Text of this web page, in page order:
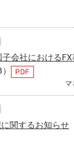
子会社における
マ
関するお知らせ